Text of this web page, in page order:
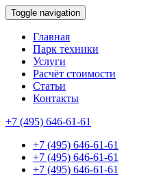
Toggle navigation
Главная
Парк техники
Услуги
Расчёт стоимости
Статьи
Контакты
+7 (495) 646-61-61
+7 (495) 646-61-61
+7 (495) 646-61-61
+7 (495) 646-61-61